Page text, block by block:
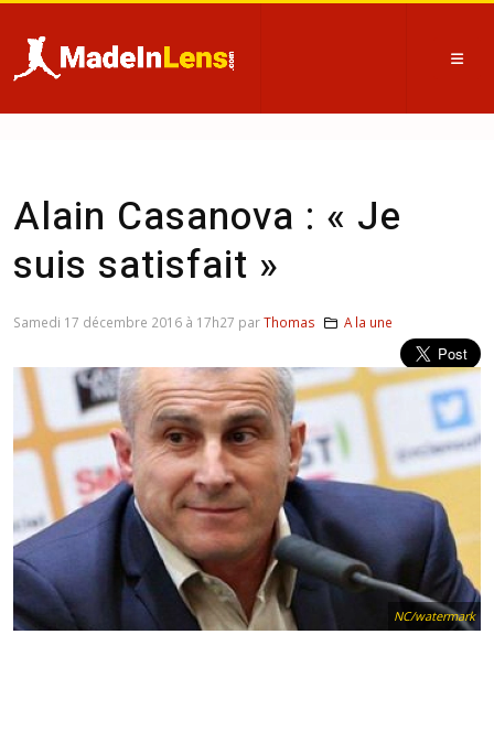
Alain Casanova : « Je
suis satisfait »
NC/watermark
Samedi 17 décembre 2016 à 17h27 parThomas A la une